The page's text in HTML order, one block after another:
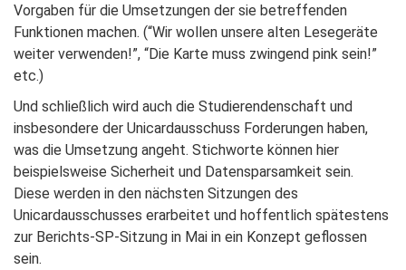
Vorgaben für die Umsetzungen der sie betreffenden
Funktionen machen. (“Wir wollen unsere alten Lesegeräte
weiter verwenden!”, “Die Karte muss zwingend pink sein!”
etc.)
Und schließlich wird auch die Studierendenschaft und
insbesondere der Unicardausschuss Forderungen haben,
was die Umsetzung angeht. Stichworte können hier
beispielsweise Sicherheit und Datensparsamkeit sein.
Diese werden in den nächsten Sitzungen des
Unicardausschusses erarbeitet und hoffentlich spätestens
zur Berichts-SP-Sitzung in Mai in ein Konzept geflossen
sein.